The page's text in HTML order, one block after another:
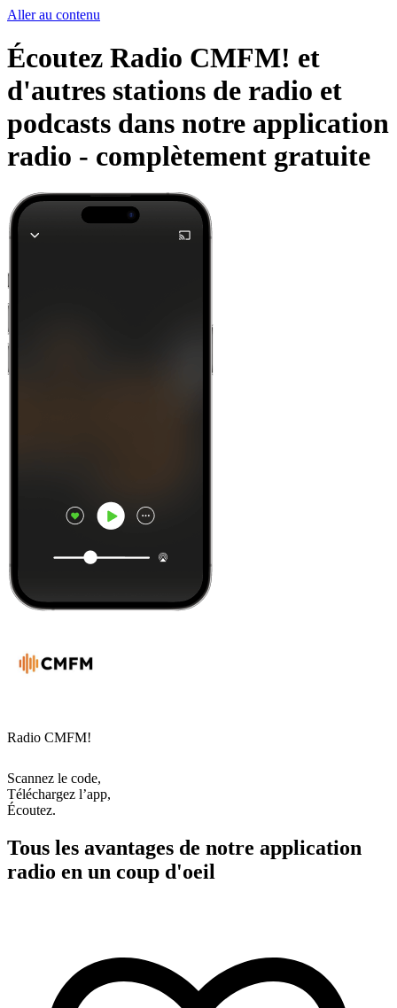
Aller au contenu
Écoutez Radio CMFM! et
d'autres stations de radio et
podcasts dans notre application
radio - complètement gratuite
Radio CMFM!
Scannez le code,
Téléchargez l’app,
Écoutez.
Tous les avantages de notre application
radio en un coup d'oeil